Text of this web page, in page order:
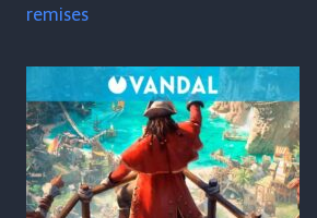
remises